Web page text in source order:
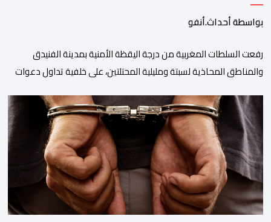
بواسطة أحداث.أنفو
رفعت السلطات المغربية من درجة اليقظة الأمنية بمدينة الفنيدق
والمناطق المحاذية لسبتة ومليلية المحتلتين، على خلفية تداول دعوات
للوصول إلى المدينتين يوم 15 غشت الجاري. وعرفت المناطق الشمالية
خلال الساعات الأخيرة انتشارا أمنيا مكثفا، خاصة بالمحاور الطرقية
المؤدية إلى الفنيدق، حيث جرى تعزيز الدوريات وإقامة […]